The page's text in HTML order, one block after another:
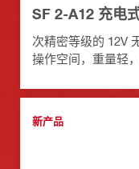
SF 2-A12 充电
次精密等级的 12V
操作空间，重量轻
新产品